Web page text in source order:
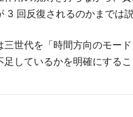
回反復されるのかまでは説
世代を「時間方向のモー
しているかを明確にするこ